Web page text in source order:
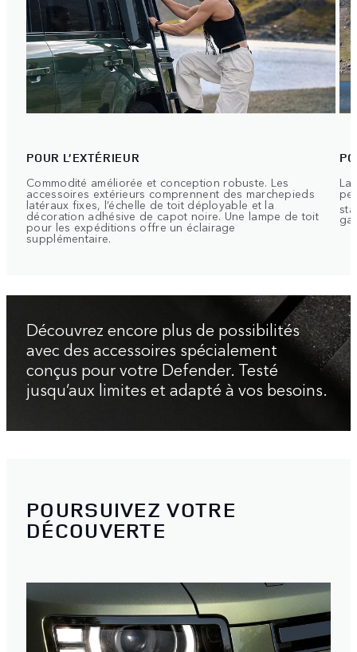
POUR L’EXTÉRIEUR
Commodité améliorée et conception robuste. Les
accessoires extérieurs comprennent des marchepieds
latéraux fixes, l’échelle de toit déployable et la
décoration adhésive de capot noire. Une lampe de toit
pour les expéditions offre un éclairage
supplémentaire.
La
Découvrez encore plus de possibilités
avec des accessoires spécialement
conçus pour votre Defender. Testé
jusqu’aux limites et adapté à vos besoins.
POURSUIVEZ VOTRE
DÉCOUVERTE